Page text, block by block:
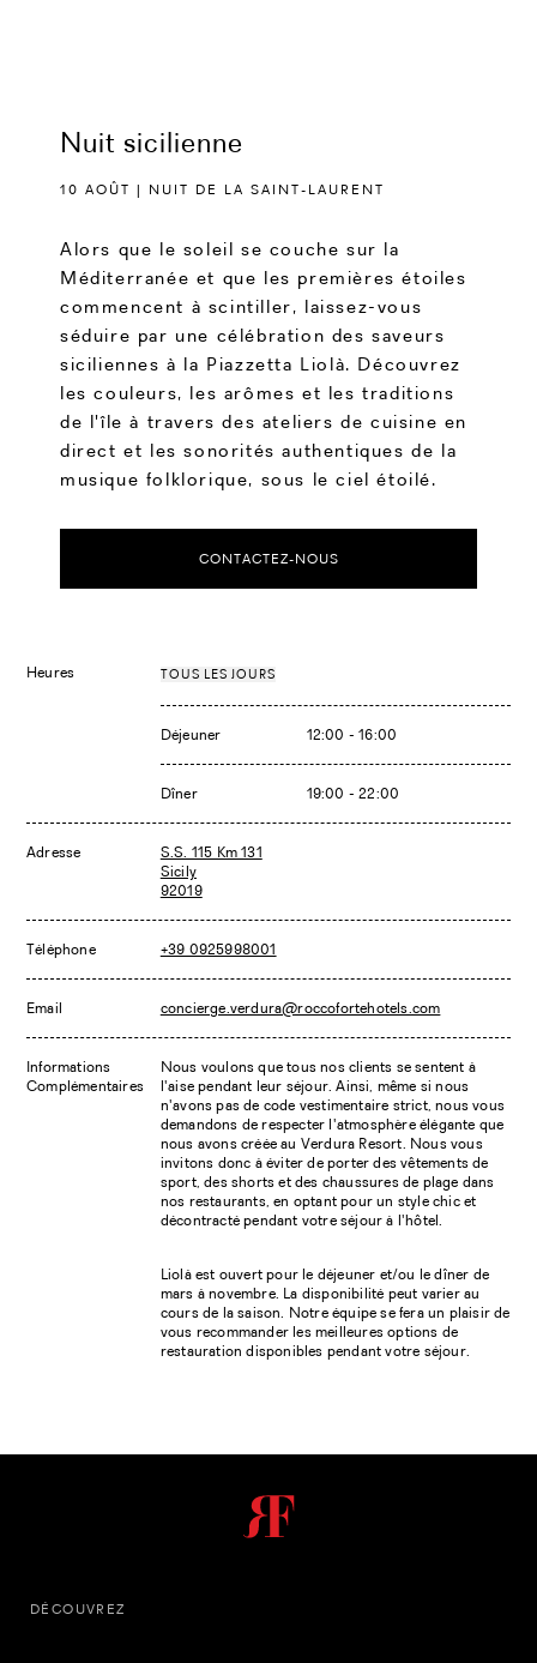
Nuit sicilienne
10 AOÛT | NUIT DE LA SAINT-LAURENT
Alors que le soleil se couche sur la
Méditerranée et que les premières étoiles
commencent à scintiller, laissez-vous
séduire par une célébration des saveurs
siciliennes à la Piazzetta Liolà. Découvrez
les couleurs, les arômes et les traditions
de l'île à travers des ateliers de cuisine en
direct et les sonorités authentiques de la
musique folklorique, sous le ciel étoilé.
CONTACTEZ-NOUS
Heures TOUS LES JOURS
Déjeuner 12:00 - 16:00
Dîner 19:00 - 22:00
Adresse
S.S. 115 Km 131
Sicily
92019
Téléphone +39 0925998001
Email concierge.verdura@roccofortehotels.com
Informations
Complémentaires
Nous voulons que tous nos clients se sentent à
l'aise pendant leur séjour. Ainsi, même si nous
n'avons pas de code vestimentaire strict, nous vous
demandons de respecter l'atmosphère élégante que
nous avons créée au Verdura Resort. Nous vous
invitons donc à éviter de porter des vêtements de
sport, des shorts et des chaussures de plage dans
nos restaurants, en optant pour un style chic et
décontracté pendant votre séjour à l'hôtel.
Liolà est ouvert pour le déjeuner et/ou le dîner de
mars à novembre. La disponibilité peut varier au
cours de la saison. Notre équipe se fera un plaisir de
vous recommander les meilleures options de
restauration disponibles pendant votre séjour.
DÉCOUVREZ